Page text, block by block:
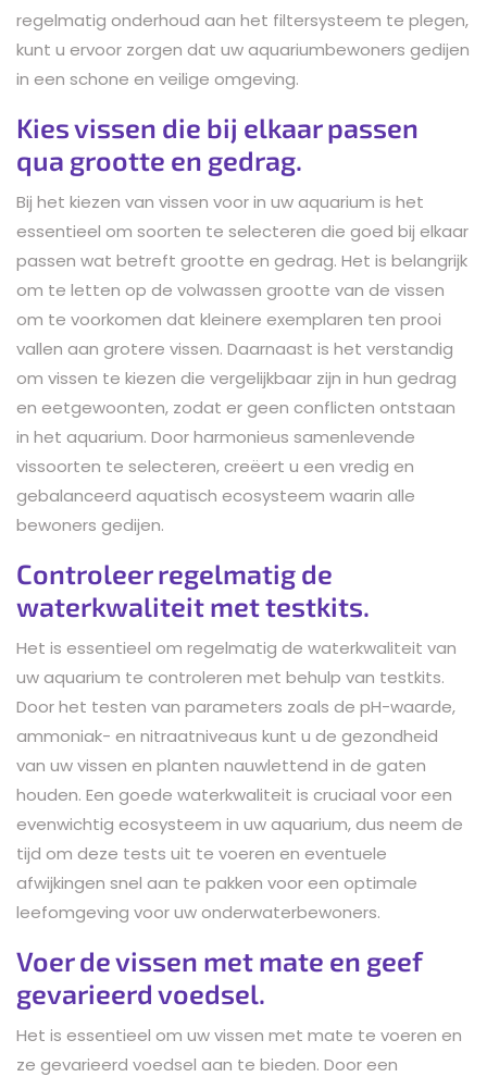
regelmatig onderhoud aan het filtersysteem te plegen,
kunt u ervoor zorgen dat uw aquariumbewoners gedijen
in een schone en veilige omgeving.
Kies vissen die bij elkaar passen
qua grootte en gedrag.
Bij het kiezen van vissen voor in uw aquarium is het
essentieel om soorten te selecteren die goed bij elkaar
passen wat betreft grootte en gedrag. Het is belangrijk
om te letten op de volwassen grootte van de vissen
om te voorkomen dat kleinere exemplaren ten prooi
vallen aan grotere vissen. Daarnaast is het verstandig
om vissen te kiezen die vergelijkbaar zijn in hun gedrag
en eetgewoonten, zodat er geen conflicten ontstaan
in het aquarium. Door harmonieus samenlevende
vissoorten te selecteren, creëert u een vredig en
gebalanceerd aquatisch ecosysteem waarin alle
bewoners gedijen.
Controleer regelmatig de
waterkwaliteit met testkits.
Het is essentieel om regelmatig de waterkwaliteit van
uw aquarium te controleren met behulp van testkits.
Door het testen van parameters zoals de pH-waarde,
ammoniak- en nitraatniveaus kunt u de gezondheid
van uw vissen en planten nauwlettend in de gaten
houden. Een goede waterkwaliteit is cruciaal voor een
evenwichtig ecosysteem in uw aquarium, dus neem de
tijd om deze tests uit te voeren en eventuele
afwijkingen snel aan te pakken voor een optimale
leefomgeving voor uw onderwaterbewoners.
Voer de vissen met mate en geef
gevarieerd voedsel.
Het is essentieel om uw vissen met mate te voeren en
ze gevarieerd voedsel aan te bieden. Door een